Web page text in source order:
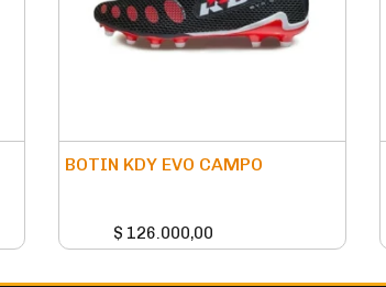
BOTIN KDY EVO CAMPO
$ 126.000,00